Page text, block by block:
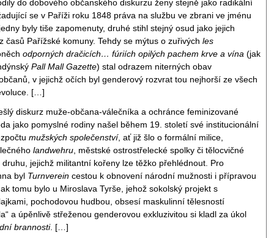
do dobového občanského diskurzu ženy stejně jako radikální
se v Paříži roku 1848 práva na službu ve zbrani ve jménu
byly tiše zapomenuty, druhé stihl stejný osud jako jejich
časů Pařížské komuny. Tehdy se mýtus o zuřivých les
odporných dračicích… fúriích opilých pachem krve a vína (jak
Pall Mall Gazette) stal odrazem niterných obav
v jejichž očích byl genderový rozvrat tou nejhorší ze všech
[…]
diskurz muže-občana-válečníka a ochránce feminizované
jako pomyslné rodiny našel během 19. století své institucionální
mužských společenství, ať již šlo o formální milice,
landwehru , městské ostrostřelecké spolky či tělocvičné
jejichž militantní kořeny lze těžko přehlédnout. Pro
byl Turnverein cestou k obnovení národní mužnosti i přípravou
tomu bylo u Miroslava Tyrše, jehož sokolský projekt s
pochodovou hudbou, obsesí maskulinní tělesností
a úpěnlivě střeženou genderovou exkluzivitou si kladl za úkol
brannosti. […]